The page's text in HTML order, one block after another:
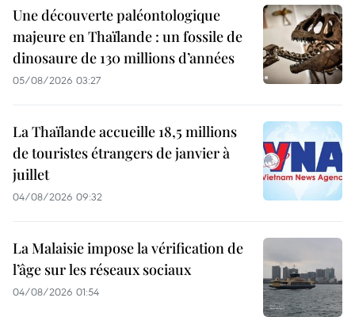
Une découverte paléontologique
majeure en Thaïlande : un fossile de
dinosaure de 130 millions d’années
05/08/2026 03:27
La Thaïlande accueille 18,5 millions
de touristes étrangers de janvier à
juillet
04/08/2026 09:32
La Malaisie impose la vérification de
l’âge sur les réseaux sociaux
04/08/2026 01:54